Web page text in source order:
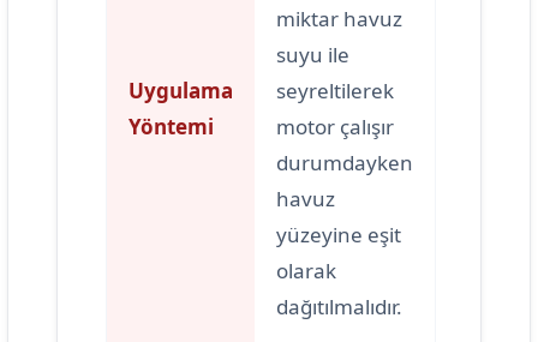
Uygulama
Yöntemi
miktar havuz
suyu ile
seyreltilerek
motor çalışır
durumdayken
havuz
yüzeyine eşit
olarak
dağıtılmalıdır.